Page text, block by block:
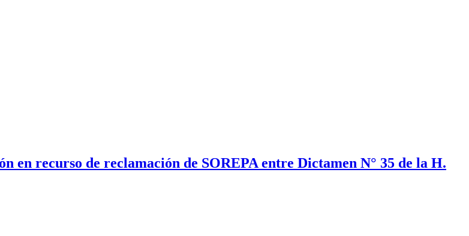
en recurso de reclamación de SOREPA entre Dictamen N° 35 de la H.